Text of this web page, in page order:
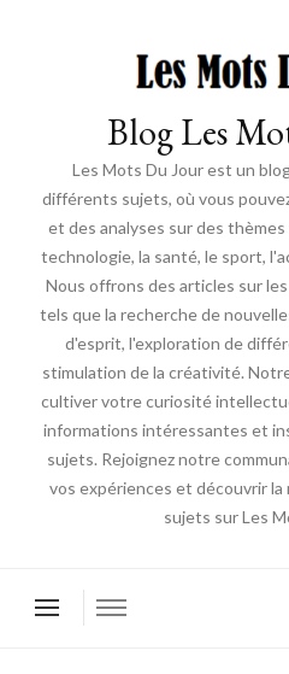
Blog Les
Les Mots Du Jour est un
différents sujets, où vous
et des analyses sur des
technologie, la santé, le sport,
Nous offrons des articles sur
tels que la recherche de
d'esprit, l'exploration de
stimulation de la créativité.
cultiver votre curiosité
informations intéressantes et
sujets. Rejoignez notre
vos expériences et découvrir
sujets sur Les